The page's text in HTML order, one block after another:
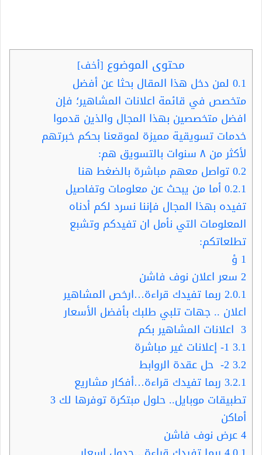
محتوى الموضوع [أخف]
0.1 لمن دخل هذا المقال بحثا عن أفضل
متخصص في قائمة اعلانات المشاهير؛ فإن
افضل متخصصين بهذا المجال والذين قدموا
خدمات تسويقية مميزة لموقعنا بحكم خبرتهم
لأكثر من ٨ سنوات بالتسويق هم:
0.2تواصل معهم مباشرة بالضغط هنا
0.2.1أما من يبحث عن معلومات وتفاصيل
تفيده بهذا المجال فإننا نسرد لكم أدناه
المعلومات التي نأمل ان تفيدكم وتشبع
تطلعاتكم:
1 ؤ
2 سعر اعلان نوف فاشن
2.0.1 ربما تفيدك قراءة…ارخص المشاهير
اعلان .. جهات تلبي طلبك بأفضل الأسعار
3 اعلانات المشاهير بكم
3.1
3.2
3.2.1 ربما تفيدك قراءة…أفكار مشاريع
تطبيقات موبايل.. حلول مبتكرة توفرها لك 3
أماكن
4عرض نوف فاشن